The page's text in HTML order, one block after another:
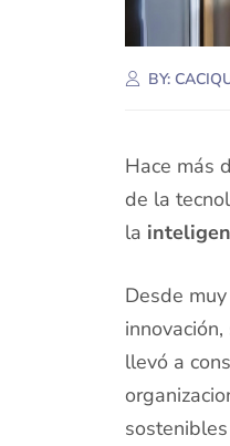
BY:
Hace más
de la
la
Desde
llevó a